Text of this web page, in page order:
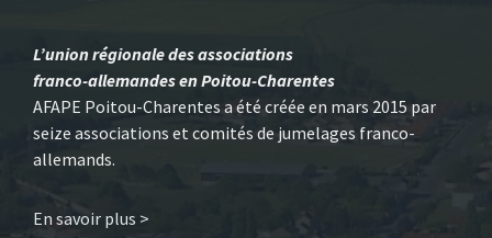
L’union régionale des associations
franco-allemandes en Poitou-Charentes
AFAPE Poitou-Charentes a été créée en mars 2015 par
seize associations et comités de jumelages franco-
allemands.
En savoir plus >